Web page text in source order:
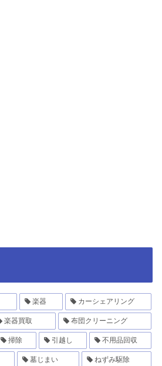
楽器 カーシェアリング
楽器買取 布団クリーニング
掃除 引越し 不用品回収
墓じまい ねずみ駆除